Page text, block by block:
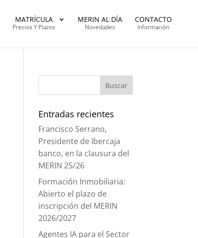
MATRÍCULA
Precios Y Plazos
MERIN AL DÍA
Novedades
CONTACTO
Información
Entradas recientes
Francisco Serrano,
Presidente de Ibercaja
banco, en la clausura del
MERIN 25/26
Formación Inmobiliaria:
Abierto el plazo de
inscripción del MERIN
2026/2027
Agentes IA para el Sector